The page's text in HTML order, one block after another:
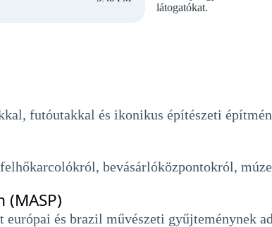
látogatókat.
futóutakkal és ikonikus építészeti
bevásárlóközpontokról,
és brazil művészeti gyűjteménynek